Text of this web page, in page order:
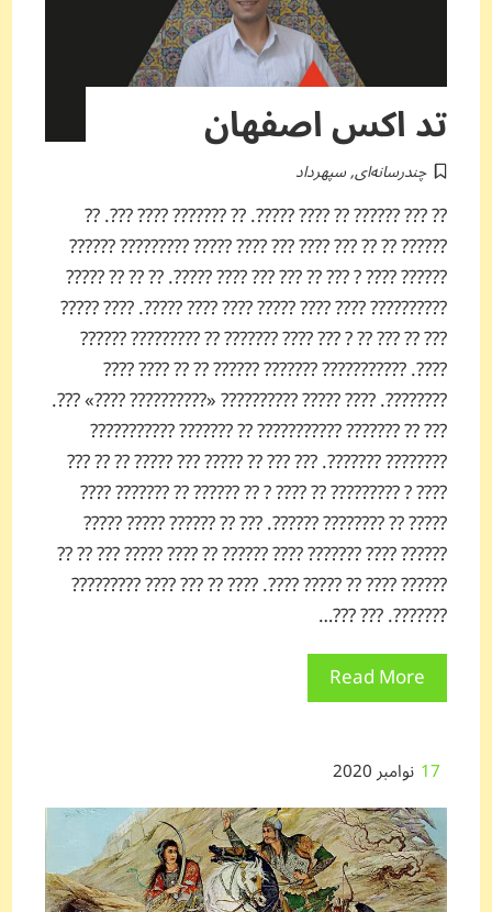
تد اکس اصفهان
چندرسانه‌ای,سپهرداد
?? ??? ?????? ?? ???? ?????. ?? ??????? ???? ???. ??
?????? ?? ?? ??? ???? ??? ???? ????? ????????? ??????
?????? ???? ? ??? ?? ??? ??? ???? ?????. ?? ?? ?? ?????
?????????? ???? ???? ????? ???? ???? ?????. ???? ?????
??? ?? ??? ?? ? ??? ???? ??????? ?? ????????? ??????
????. ??????????? ??????? ?????? ?? ?? ???? ????
????????. ???? ????? ?????????? «?????????? ????» ???.
??? ?? ??????? ??????????? ?? ??????? ???????????
???????? ???????. ??? ??? ?? ????? ??? ????? ?? ?? ???
???? ? ????????? ?? ???? ? ?? ?????? ?? ??????? ????
????? ?? ???????? ??????. ??? ?? ?????? ????? ?????
?????? ???? ??????? ???? ?????? ?? ???? ????? ??? ?? ??
?????? ???? ?? ????? ????. ???? ?? ??? ???? ?????????
???????. ??? ???…
Read More
17 نوامبر 2020